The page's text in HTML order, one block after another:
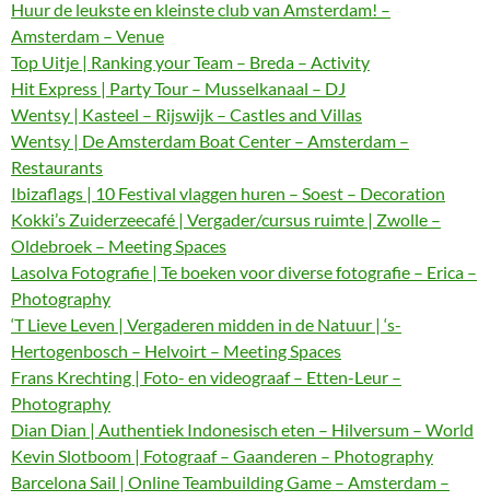
Huur de leukste en kleinste club van Amsterdam! –
Amsterdam – Venue
Top Uitje | Ranking your Team – Breda – Activity
Hit Express | Party Tour – Musselkanaal – DJ
Wentsy | Kasteel – Rijswijk – Castles and Villas
Wentsy | De Amsterdam Boat Center – Amsterdam –
Restaurants
Ibizaflags | 10 Festival vlaggen huren – Soest – Decoration
Kokki’s Zuiderzeecafé | Vergader/cursus ruimte | Zwolle –
Oldebroek – Meeting Spaces
Lasolva Fotografie | Te boeken voor diverse fotografie – Erica –
Photography
‘T Lieve Leven | Vergaderen midden in de Natuur | ‘s-
Hertogenbosch – Helvoirt – Meeting Spaces
Frans Krechting | Foto- en videograaf – Etten-Leur –
Photography
Dian Dian | Authentiek Indonesisch eten – Hilversum – World
Kevin Slotboom | Fotograaf – Gaanderen – Photography
Barcelona Sail | Online Teambuilding Game – Amsterdam –